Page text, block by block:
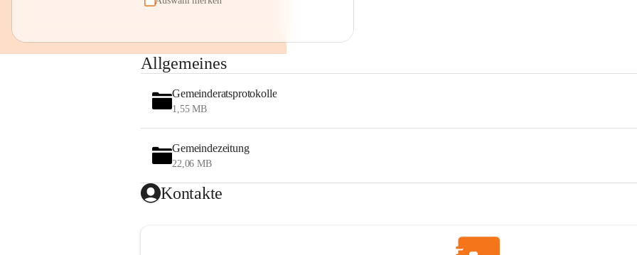
Allgemeines
Gemeinderatsprotokolle
1,55 MB
Gemeindezeitung
22,06 MB
Kontakte